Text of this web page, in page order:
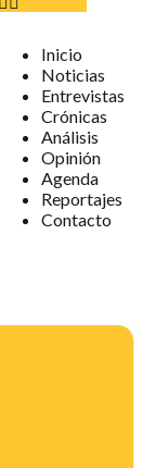
Inicio
Noticias
Entrevistas
Crónicas
Análisis
Opinión
Agenda
Reportajes
Contacto